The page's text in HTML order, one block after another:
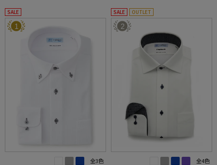
SALE
1
全3色
SALE OUTLET
2
全4色